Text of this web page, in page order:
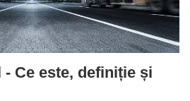
Ce este, definiție și